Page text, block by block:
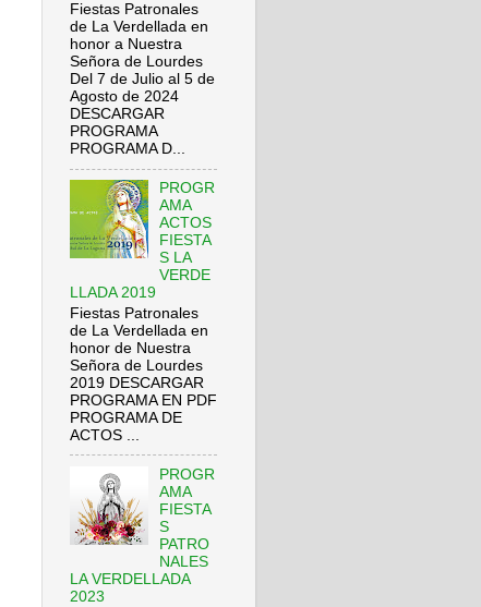
Fiestas Patronales
de La Verdellada en
honor a Nuestra
Señora de Lourdes
Del 7 de Julio al 5 de
Agosto de 2024
DESCARGAR
PROGRAMA
PROGRAMA D...
PROGR
AMA
ACTOS
FIESTA
S LA
VERDE
LLADA 2019
Fiestas Patronales
de La Verdellada en
honor de Nuestra
Señora de Lourdes
2019 DESCARGAR
PROGRAMA EN PDF
PROGRAMA DE
ACTOS ...
PROGR
AMA
FIESTA
S
PATRO
NALES
LA VERDELLADA
2023